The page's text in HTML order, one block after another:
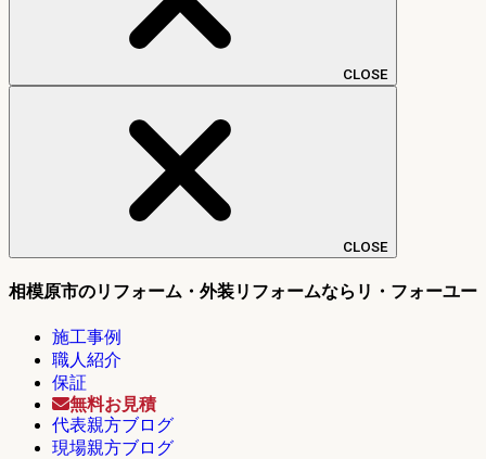
CLOSE
CLOSE
相模原市のリフォーム・外装リフォームならリ・フォーユー
施工事例
職人紹介
保証
無料お見積
代表親方ブログ
現場親方ブログ